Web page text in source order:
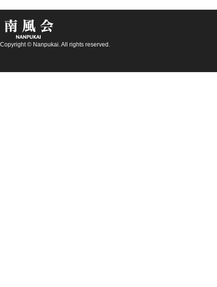
Copyright © Nanpukai. All rights reserved.